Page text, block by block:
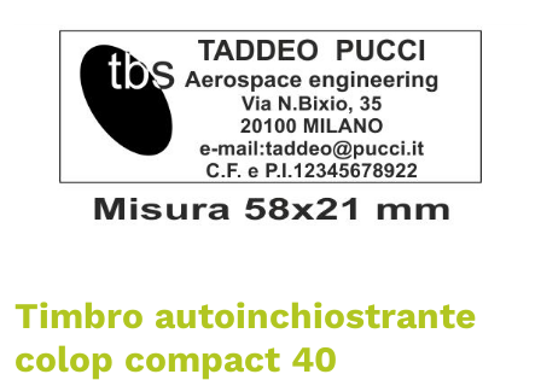
Timbro autoinchiostrante
colop compact 40